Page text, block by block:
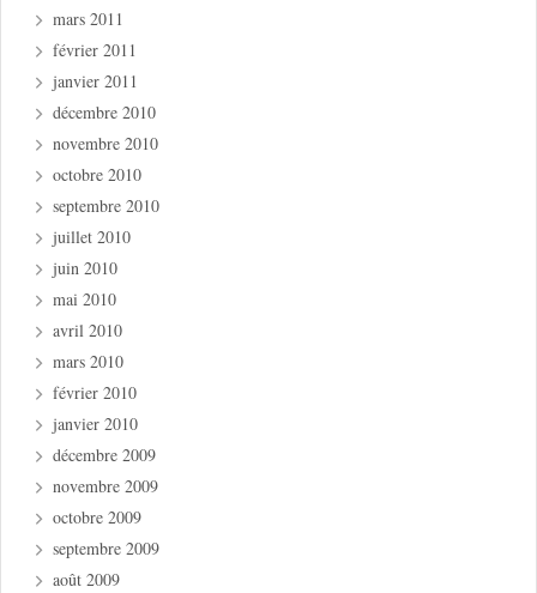
mars 2011
février 2011
janvier 2011
décembre 2010
novembre 2010
octobre 2010
septembre 2010
juillet 2010
juin 2010
mai 2010
avril 2010
mars 2010
février 2010
janvier 2010
décembre 2009
novembre 2009
octobre 2009
septembre 2009
août 2009